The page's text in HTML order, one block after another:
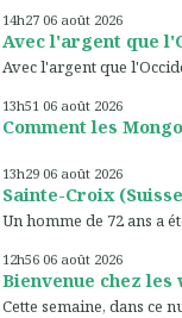
14h27 06 août 2026
Avec l'argent que
Avec l'argent que
13h51 06 août 2026
Comment les
13h29 06 août 2026
Sainte-Croix
Un homme de 72 ans a
12h56 06 août 2026
Bienvenue chez les
Cette semaine, dans ce